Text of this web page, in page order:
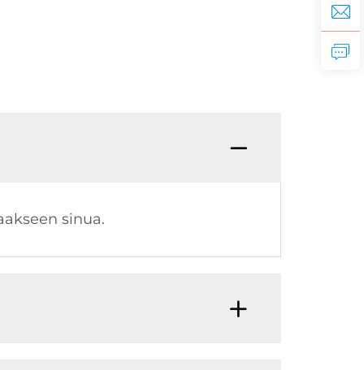
sinua.